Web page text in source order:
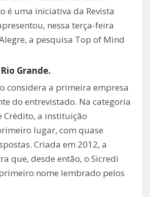
é uma iniciativa da Revista
nessa terça-feira
a pesquisa Top of Mind
Grande.
considera a primeira empresa
do entrevistado. Na categoria
Crédito, a instituição
lugar, com quase
Criada em 2012, a
que, desde então, o Sicredi
nome lembrado pelos